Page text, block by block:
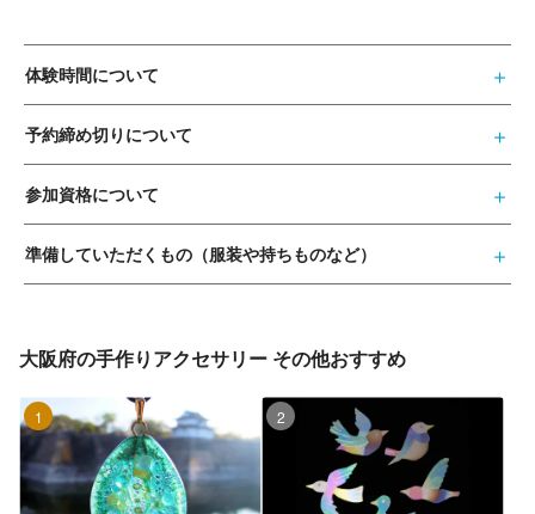
体験時間について
予約締め切りについて
参加資格について
準備していただくもの（服装や持ちものなど）
大阪府の手作りアクセサリー その他おすすめ
1位 2位